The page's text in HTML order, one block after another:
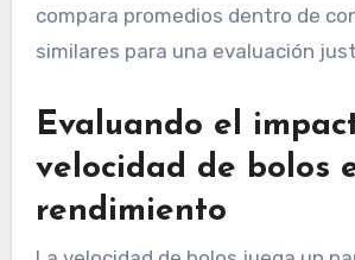
compara promedios dentro de
similares para una evaluación
Evaluando el
velocidad de bolos
rendimiento